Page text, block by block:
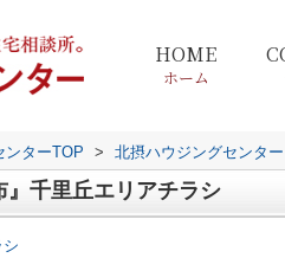
HOME
ホーム
ンターTOP > 北摂ハウジングセンタ
』千里丘エリアチラシ
シ